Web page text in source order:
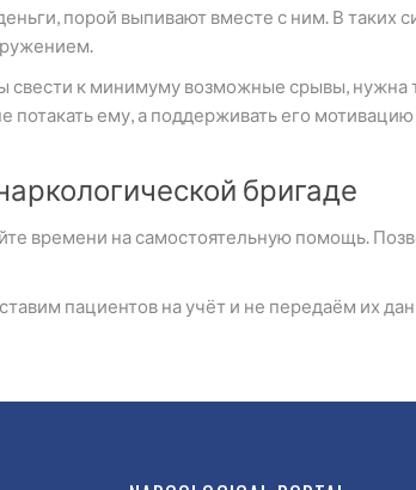
порой выпивают вместе с ним. В таких
свести к минимуму возможные срывы,
ему, а поддерживать его мотивацию
бригаде
времени на самостоятельную помощь.
пациентов на учёт и не передаём их